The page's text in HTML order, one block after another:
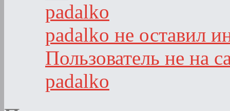
padalko
padalko не оставил
Пользователь не на
padalko